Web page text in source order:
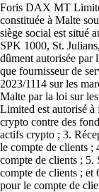
Foris DAX MT
constituée à Malte
siège social est situé
SPK 1000, St.
dûment autorisée par
que fournisseur de
2023/1114 sur les
Malte par la loi sur
Limited est autorisé à
crypto contre des
actifs crypto ; 3.
le compte de clients ;
compte de clients ; 5.
compte de clients ; et
pour le compte de